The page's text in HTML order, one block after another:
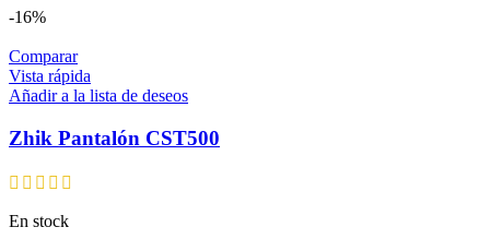
página
de
producto
-16%
Comparar
Vista rápida
Añadir a la lista de deseos
Zhik Pantalón CST500
En stock